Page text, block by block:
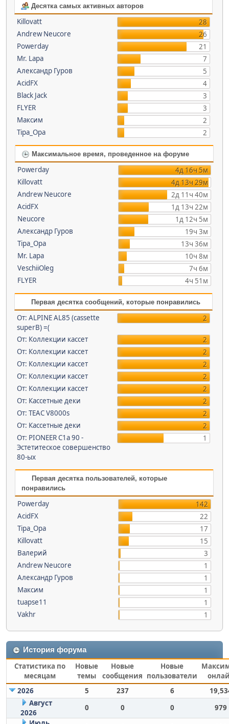
Десятка самых активных авторов
Killovatt
28
Andrew Neucore
26
Powerday
21
Mr. Lapa
7
Александр Гуров
5
AcidFX
4
Black Jack
3
FLYER
3
Максим
2
Tipa_Opa
2
Максимальное время, проведенное на форуме
Powerday
4д 16ч 5м
Killovatt
4д 13ч 29м
Andrew Neucore
2д 11ч 40м
AcidFX
1д 13ч 22м
Neucore
1д 12ч 5м
Александр Гуров
19ч 3м
Tipa_Opa
13ч 36м
Mr. Lapa
10ч 8м
VeschiiOleg
7ч 6м
FLYER
4ч 51м
Первая десятка сообщений, которые понравились
От: ALPINE AL85 (cassette
superB) =(
2
От: Коллекции кассет
2
От: Коллекции кассет
2
От: Коллекции кассет
2
От: Коллекции кассет
2
От: Коллекции кассет
2
От: Кассетные деки
2
От: TEAC V8000s
2
От: Кассетные деки
2
От: PIONEER C1a 90 -
Эстетитеское совершенство
80-ых
1
Первая десятка пользователей, которые
понравились
Powerday
142
AcidFX
22
Tipa_Opa
17
Killovatt
15
Валерий
3
Andrew Neucore
1
Александр Гуров
1
Максим
1
tuapse11
1
Vakhr
1
История форума
Статистика по
месяцам
Новые
темы
Новые
сообщения
Новые
пользователи
2026
5 237 6
Август
2026
0 0 0
979